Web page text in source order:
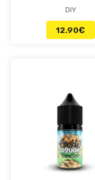
Tjuice
DIY
12.90€